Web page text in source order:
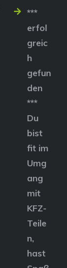
***
erfol
greic
h
gefun
den
***
Du
bist
fit im
Umg
ang
mit
KFZ-
Teile
n,
hast